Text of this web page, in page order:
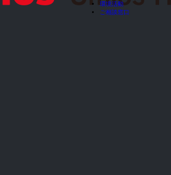
環境活動
ご相談窓口